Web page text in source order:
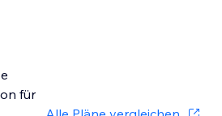
für